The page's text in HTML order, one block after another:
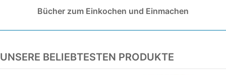
Bücher zum Einkochen und Einmachen
UNSERE BELIEBTESTEN PRODUKTE